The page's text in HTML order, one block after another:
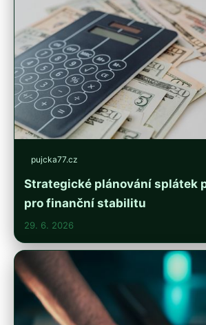
pujcka77.cz
Strategické plánování splátek
pro finanční stabilitu
29. 6. 2026